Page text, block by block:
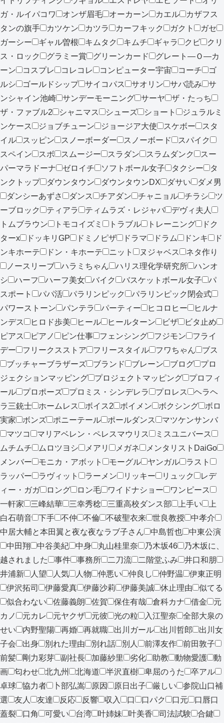
ガ・ルイパコワ
オンザ眉毛 オーカーン カエル
カザフス
タンの旗手
カツケン カツラ カーフキック ガクト
ガセ
ガーシー
ギャル曽根 キムタク キムチ ギャラ クビ
クリ
ス・ロック
グラミー賞 グリーンカード
グレート―Ｏ―カ
ーン
コスプレ コレコレ コンピューター宇宙 コーチ
ゴ
ルシ
ゴールドシップ サイコパス サオリン サバ読み
サ
ンシャイン池崎
サンデーモーニング サーヤ
ザ・たっち
ザ・ファブル2
シャニマス シューズ ショート
ジュラルミ
ンケース
ジョブチューン ジョージア大使 スケボー
スタ
イル
スッピン スノーボーダー スノーボード
スパイク
スペイン
スボ スムージー スラダン スラムダンク
スー
パーマラドーナ
ゼロイチ ソフトボール女子 タクシー
タ
ンクトップ
ダウンタウン ダウンタウンDX ダサい
ダメ男
ダンシーあずさ
ダンス チアダン チャニョル チラシ
ツ
ーブロック
ティアラ ティムラズ・レジャバ
デヴィ夫人
トムブラウン
トモコイズミ トラブル トレーニング
ドク
ターx
ドッキリGP ドミノピザ ドラマ ドラム ドンキ
ド
ンキホーテ
ドン・キホーテ ニット ヌジャベス
ネタ作り
ノースリーブ
ハラミちゃん ハリス理化学研究所
ハンオ
シ
ハーフ ハーフ美女 バイク バスケットボール女子
パ
スポート
パパ活 パラリンピック
パラリンピック閉会式
パワーストーン
パンテラ パーティー ヒコロヒー
ヒルナ
ンデス
ヒロド歩美 ヒール ヒールターン ビザ
ビタ止め
ピアス
ピアノ ピン仕事 フェンシング フジモン
フライ
デー
フリークスストア フリースタイル フワちゃん
ブス
ブッチャーブラザーズ
ブランド ブレーン ブログ
プロ
ジェクションマッピング
プロジェクトマッピング
プロフィ
ール
プロポーズ プロミス・シンデレラ プロレス
ヘラヘ
ラ三銃士
ホームレス ボイス2 ボイメン ボクシング
ボロ
実家
ボンズ ポニーテール ポールダンス
マツケンサンバ
マツコ
マリアベレン・ペレスマウリス
ミスユニバース
ムチムチ
ムロツヨシ メアリ メガネ
メンタリストDaiGo
メンバー
モニカ・アボット モーグル ヤンガル
ラスト
ラッパー
ラヴィット ラーメン リッキー リュック
レデ
ィー・ガガ
ロング ロン毛 ワイドナショー
ワンピース
一軒家
三峰結華 三幸秀稔 三重高校ダンス部 上手い
上
白石萌音
下手 不仲 不倫 不破聖衣来 世良教授
中孝介
中居大輔と本田翼と夜な夜なラブ子さん
中島哲也
中東公演
中田翔
中谷美紀 中身 丸山桂里奈 乃木坂46
乃木坂に、
越されました
事件 事務所 二刀流 二階堂ふみ
井口和朋
井浦新
人望 人気 人物 仲悪い 仲良し 仲野温
伊東正明
伊沢拓司
伊藤愛真 伊藤沙莉 伊藤美誠 休止理由
似てる
似合わない
佐藤義朗 佐賀 保住有哉 倉科カナ 借金
元
カノ
元カレ 元ヤクザ 元彼 光の粒 入江聖奈
全部大泉の
せい
内野聖陽 再婚 再就職 出川ガール 出川哲郎
出川女
子会
出身 別れた理由 別れ話 別人 前澤友作
前田敦子
前髪
剛力彩芽 副社長 加藤紗里 劣化 助教 動物愛護
動
画
匂わせ 北九州 北海道 半沢直樹 卑屈のうた
卒アル
卓球
協力者 卜部弘嵩 原因 原日出子 厳しい
参院山口補
選
友人 友達 反応 反響 収入 口 口パク 口元
口唇口
蓋裂
口角 可愛い 台湾 叶姉妹 叶美香 司法試験
合鍵